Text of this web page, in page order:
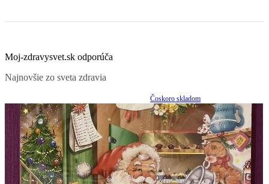
Moj-zdravysvet.sk odporúča
Najnovšie zo sveta zdravia
Čoskoro skladom